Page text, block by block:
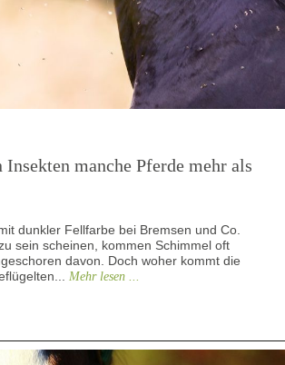
Insekten manche Pferde mehr als
dunkler Fellfarbe bei Bremsen und Co.
sein scheinen, kommen Schimmel oft
davon. Doch woher kommt die
Mehr lesen ...